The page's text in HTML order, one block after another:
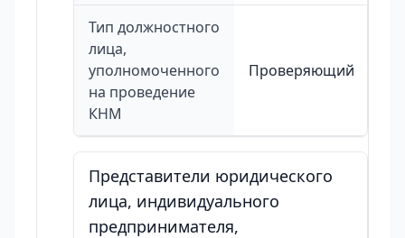
Тип должностного
лица,
уполномоченного
на проведение
КНМ
Проверяющий
Представители юридического
лица, индивидуального
предпринимателя,